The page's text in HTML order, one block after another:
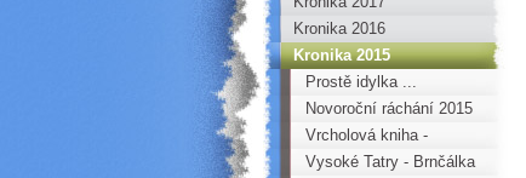
Kronika 2016
Kronika 2015
Prostě idylka ...
Novoroční ráchání 2015
Vrcholová kniha -
Zámecká jehla
Vysoké Tatry - Brnčálka